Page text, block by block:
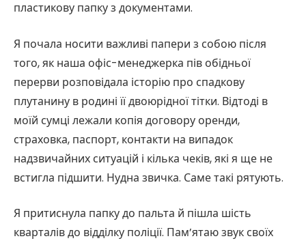
пластикову папку з документами.
Я почала носити важливі папери з собою після
того, як наша офіс-менеджерка пів обідньої
перерви розповідала історію про спадкову
плутанину в родині її двоюрідної тітки. Відтоді в
моїй сумці лежали копія договору оренди,
страховка, паспорт, контакти на випадок
надзвичайних ситуацій і кілька чеків, які я ще не
встигла підшити. Нудна звичка. Саме такі рятують.
Я притиснула папку до пальта й пішла шість
кварталів до відділку поліції. Пам’ятаю звук своїх